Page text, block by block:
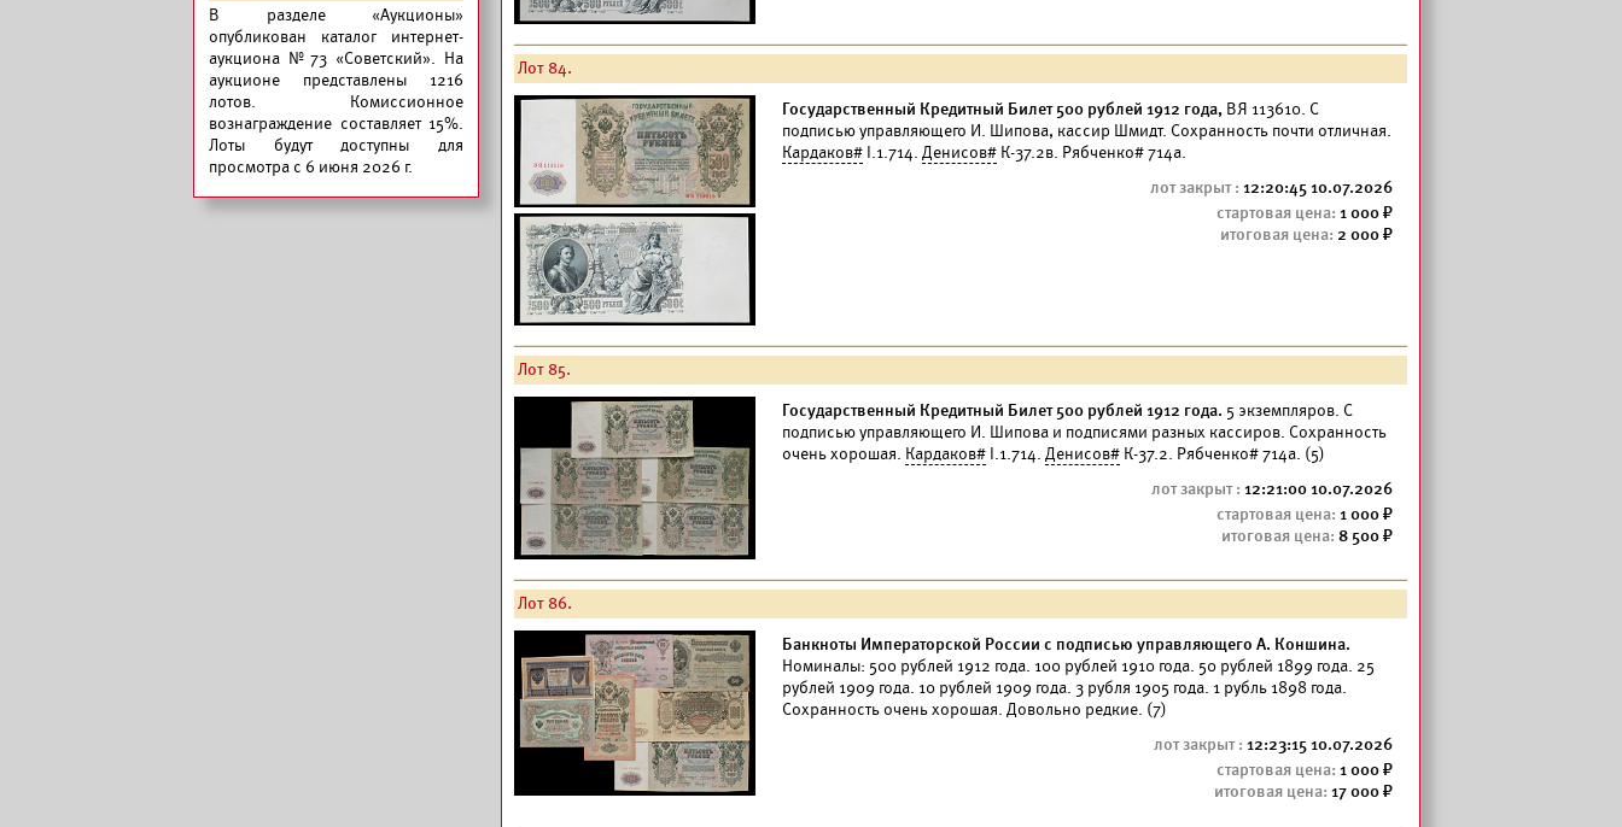
В разделе «Аукционы»
опубликован каталог интернет-
аукциона №73 «Советский». На
аукционе представлены 1216
лотов. Комиссионное
вознаграждение составляет 15%.
Лоты будут доступны для
просмотра с 6 июня 2026 г.
Лот 84.
Государственный Кредитный Билет 500 рублей 1912 года, ВЯ 113610. С
подписью управляющего И. Шипова, кассир Шмидт. Сохранность почти отличная.
Кардаков# I.1.714. Денисов# К-37.2в. Рябченко# 714а.
12:20:45 10.07.2026
1 000
2 000
Лот 85.
Государственный Кредитный Билет 500 рублей 1912 года. 5 экземпляров. С
подписью управляющего И. Шипова и подписями разных кассиров. Сохранность
очень хорошая. Кардаков# I.1.714. Денисов# К-37.2. Рябченко# 714а. (5)
12:21:00 10.07.2026
1 000
8 500
Лот 86.
Банкноты Императорской России с подписью управляющего А. Коншина.
Номиналы: 500 рублей 1912 года. 100 рублей 1910 года. 50 рублей 1899 года. 25
рублей 1909 года. 10 рублей 1909 года. 3 рубля 1905 года. 1 рубль 1898 года.
Сохранность очень хорошая. Довольно редкие. (7)
12:23:15 10.07.2026
1 000
17 000